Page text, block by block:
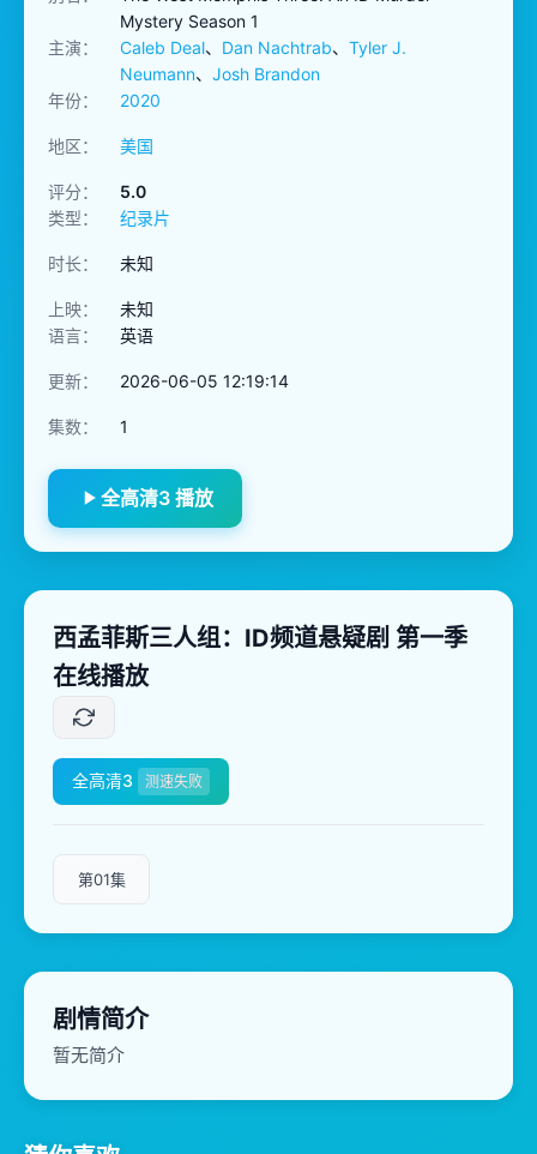
Mystery Season 1
主演：
Caleb Deal、 Dan Nachtrab、 Tyler J.
Neumann、 Josh Brandon
年份：
2020
地区： 美国
评分：
5.0
类型：
纪录片
时长： 未知
上映：
未知
语言：
英语
更新： 2026-06-05 12:19:14
集数： 1
全高清3 播放
西孟菲斯三人组：ID频道悬疑剧 第一季
在线播放
全高清3 测速失败
第01集
剧情简介
暂无简介